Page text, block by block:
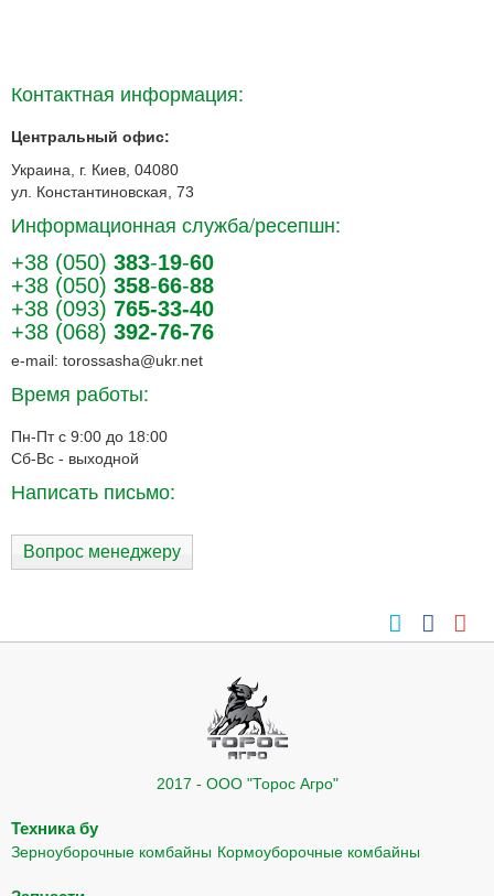
Контактная информация:
Центральный офис:
Украина, г. Киев, 04080
ул. Константиновская, 73
Информационная служба/ресепшн:
+38 (050) 383-19-60
+38 (050) 358-66-88
+38 (093) 765-33-40
+38 (068) 392-76-76
e-mail: torossasha@ukr.net
Время работы:
Пн-Пт с 9:00 до 18:00
Сб-Вс - выходной
Написать письмо:
Вопрос менеджеру
2017 - ООО "Торос Агро"
Техника бу
Зерноуборочные комбайны Кормоуборочные комбайны